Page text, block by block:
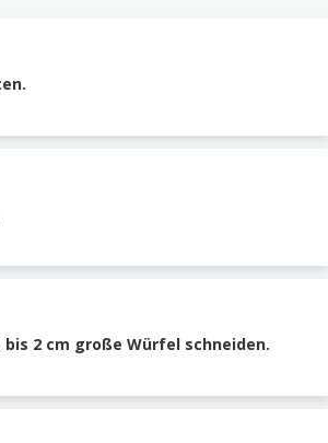
2 cm große Würfel schneiden.